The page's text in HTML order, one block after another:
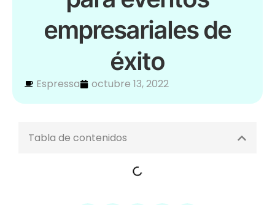
empresariales de
éxito
Espressa octubre 13, 2022
Tabla de contenidos